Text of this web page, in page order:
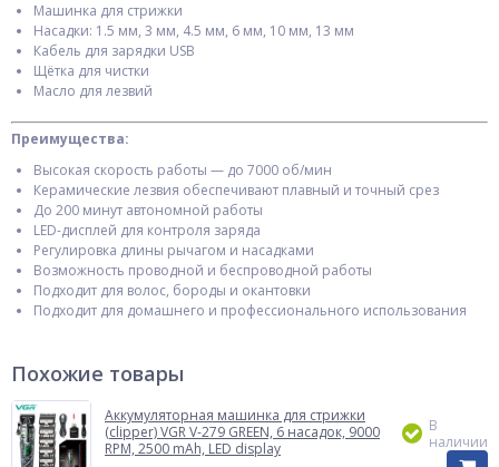
Машинка для стрижки
Насадки: 1.5 мм, 3 мм, 4.5 мм, 6 мм, 10 мм, 13 мм
Кабель для зарядки USB
Щётка для чистки
Масло для лезвий
Преимущества:
Высокая скорость работы — до 7000 об/мин
Керамические лезвия обеспечивают плавный и точный срез
До 200 минут автономной работы
LED-дисплей для контроля заряда
Регулировка длины рычагом и насадками
Возможность проводной и беспроводной работы
Подходит для волос, бороды и окантовки
Подходит для домашнего и профессионального использования
Похожие товары
Аккумуляторная машинка для стрижки
(clipper) VGR V-279 GREEN, 6 насадок, 9000
RPM, 2500 mAh, LED display
В
наличии